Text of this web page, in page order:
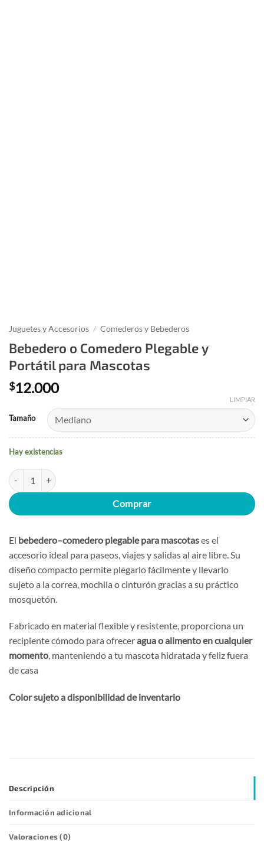
Juguetes y Accesorios / Comederos y Bebederos
Bebedero o Comedero Plegable y
Portátil para Mascotas
$12.000
Tamaño
LIMPIAR
Hay existencias
Bebedero o Comedero Plegable y Portátil para Mascotas cantidad
Comprar
El bebedero–comedero plegable para mascotases el
accesorio ideal para paseos, viajes y salidas al aire libre. Su
diseño compacto permite plegarlo fácilmente y llevarlo
sujeto a la correa, mochila o cinturón gracias a su práctico
mosquetón.
Fabricado en material flexible y resistente, proporciona un
recipiente cómodo para ofreceragua o alimento en cualquier
momento, manteniendo a tu mascota hidratada y feliz fuera
de casa
Color sujeto a disponibilidad de inventario
Descripción
Información adicional
Valoraciones (0)